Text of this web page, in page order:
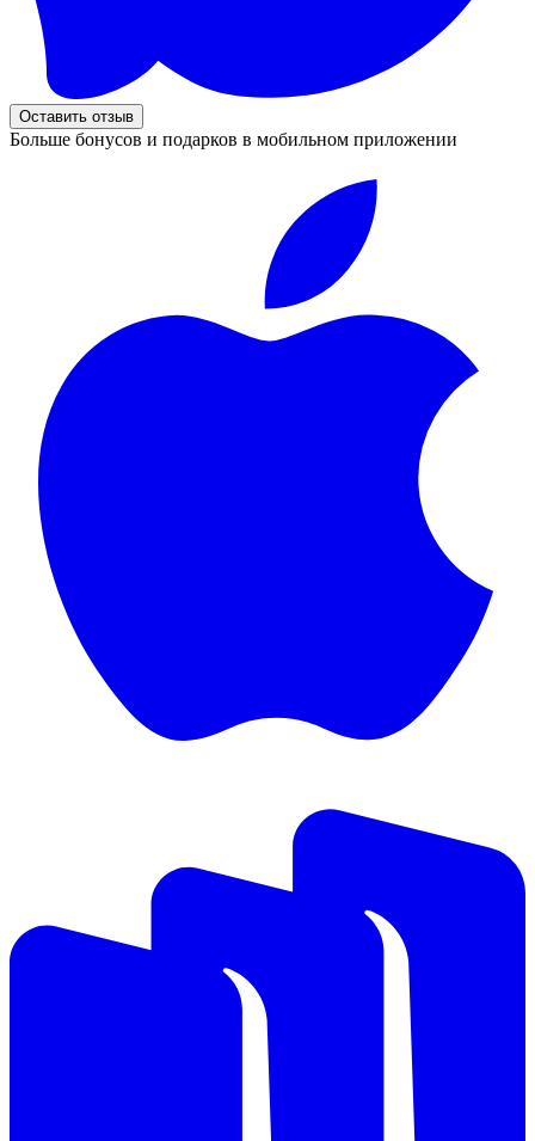
Оставить отзыв
Больше бонусов и подарков в мобильном приложении